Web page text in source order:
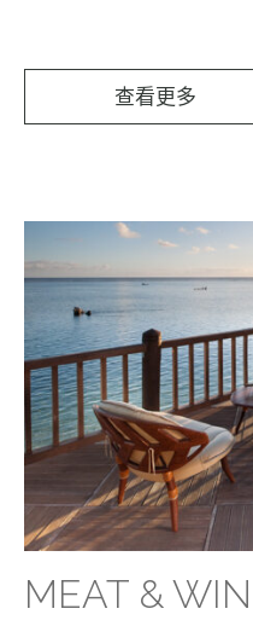
查看更多
MEAT &